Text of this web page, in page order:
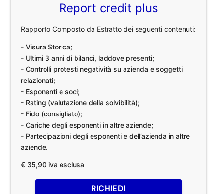
Report credit plus
Rapporto Composto da Estratto dei seguenti contenuti:
- Visura Storica;
- Ultimi 3 anni di bilanci, laddove presenti;
- Controlli protesti negatività su azienda e soggetti
relazionati;
- Esponenti e soci;
- Rating (valutazione della solvibilità);
- Fido (consigliato);
- Cariche degli esponenti in altre aziende;
- Partecipazioni degli esponenti e dell’azienda in altre
aziende.
€ 35,90 iva esclusa
RICHIEDI